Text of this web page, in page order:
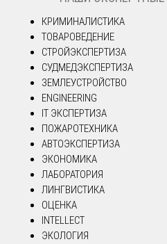
КРИМИНАЛИСТИКА
ТОВАРОВЕДЕНИЕ
СТРОЙЭКСПЕРТИЗА
СУДМЕДЭКСПЕРТИЗА
ЗЕМЛЕУСТРОЙСТВО
ENGINEERING
IT ЭКСПЕРТИЗА
ПОЖАРОТЕХНИКА
АВТОЭКСПЕРТИЗА
ЭКОНОМИКА
ЛАБОРАТОРИЯ
ЛИНГВИСТИКА
ОЦЕНКА
INTELLECT
ЭКОЛОГИЯ